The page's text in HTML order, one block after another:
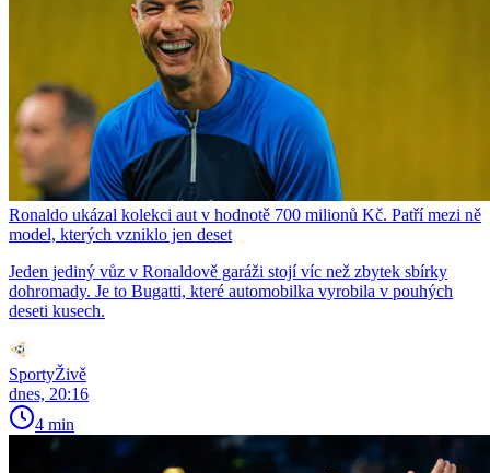
Ronaldo ukázal kolekci aut v hodnotě 700 milionů Kč. Patří mezi ně
model, kterých vzniklo jen deset
Jeden jediný vůz v Ronaldově garáži stojí víc než zbytek sbírky
dohromady. Je to Bugatti, které automobilka vyrobila v pouhých
deseti kusech.
SportyŽivě
dnes, 20:16
4 min